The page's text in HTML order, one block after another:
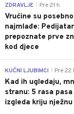
ZDRAVLJE Pre 21 h
Vrućine su
najmlađe:
prepoznate prve
kod djece
KUĆNI LJUBIMCI Pre 22
Kad ih ugledaju,
stranu: 5 rasa
izgleda kriju